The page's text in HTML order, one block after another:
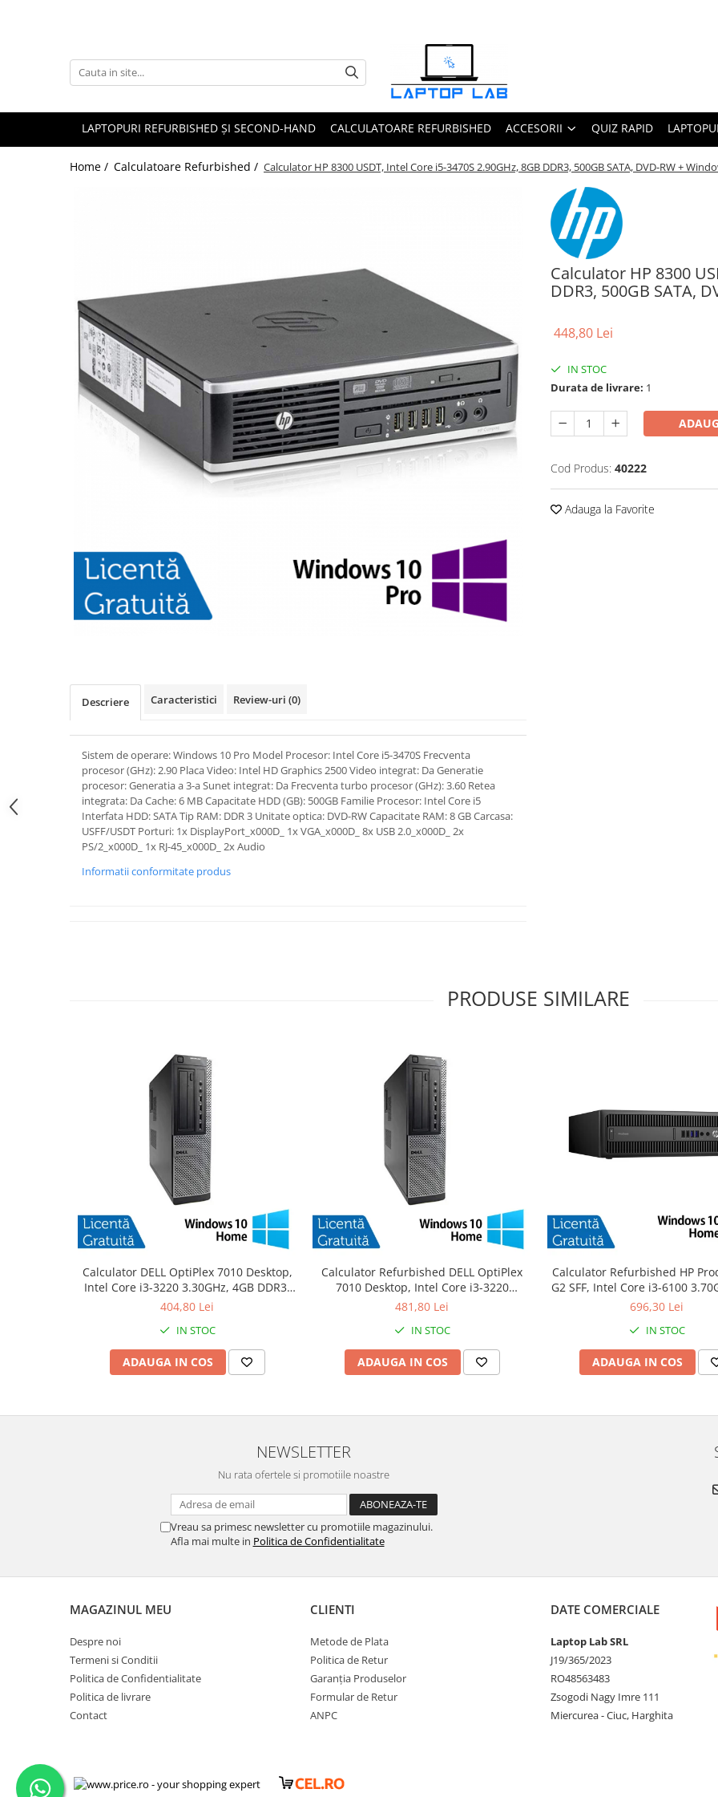
Genți și huse
Mouseuri
LAPTOPURI REFURBISHED ȘI SECOND-HAND CALCULATOARE REFURBISHED ACCESORII QUIZ RAPID
Home / Calculatoare Refurbished / Calculator HP 8300 USDT, Intel Core i5-3470S 2.90GHz, 8GB DDR3, 500GB SATA, DVD-RW +
Calculator HP 8300
DDR3, 500GB SATA,
448,80 Lei
IN STOC
Durata de livrare: 1
Cod Produs: 40222
Adauga la Favorite
Descriere Caracteristici Review-uri (0)
Sistem de operare: Windows 10 Pro Model Procesor: Intel Core i5-3470S Frecventa
procesor (GHz): 2.90 Placa Video: Intel HD Graphics 2500 Video integrat: Da Generatie
procesor: Generatia a 3-a Sunet integrat: Da Frecventa turbo procesor (GHz): 3.60 Retea
integrata: Da Cache: 6 MB Capacitate HDD (GB): 500GB Familie Procesor: Intel Core i5
Interfata HDD: SATA Tip RAM: DDR 3 Unitate optica: DVD-RW Capacitate RAM: 8 GB Carcasa:
USFF/USDT Porturi: 1x DisplayPort_x000D_ 1x VGA_x000D_ 8x USB 2.0_x000D_ 2x
PS/2_x000D_ 1x RJ-45_x000D_ 2x Audio
Informatii conformitate produs
PRODUSE SIMILARE
Calculator DELL OptiPlex 7010 Desktop,
Intel Core i3-3220 3.30GHz, 4GB DDR3,
500GB SATA, DVD-RW + Windows 10
404,80 Lei
IN STOC
ADAUGA IN COS
Calculator Refurbished DELL OptiPlex
7010 Desktop, Intel Core i3-3220
3.30GHz, 8GB DDR3, 120GB SSD +
481,80 Lei
IN STOC
ADAUGA IN COS
Calculator Refurbished HP
G2 SFF, Intel Core i3-6100
DDR4, 240GB SSD + Windows
696,30 Lei
IN STOC
ADAUGA IN COS
NEWSLETTER
Nu rata ofertele si promotiile noastre
Vreau sa primesc newsletter cu promotiile magazinului.
Afla mai multe in Politica de Confidentialitate
MAGAZINUL MEU
Despre noi
Termeni si Conditii
Politica de Confidentialitate
Politica de livrare
Contact
CLIENTI
Metode de Plata
Politica de Retur
Garanția Produselor
Formular de Retur
ANPC
DATE COMERCIALE
Laptop Lab SRL
J19/365/2023
RO48563483
Zsogodi Nagy Imre 111
Miercurea - Ciuc, Harghita